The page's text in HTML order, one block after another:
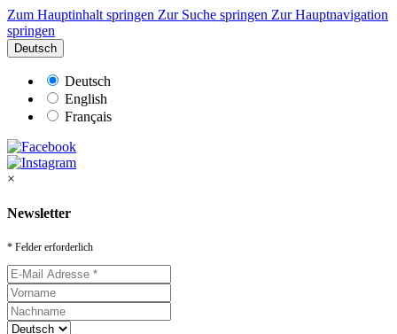
Zum Hauptinhalt springen Zur Suche springen Zur Hauptnavigation
springen
Deutsch
Deutsch
English
Français
×
Newsletter
* Felder erforderlich